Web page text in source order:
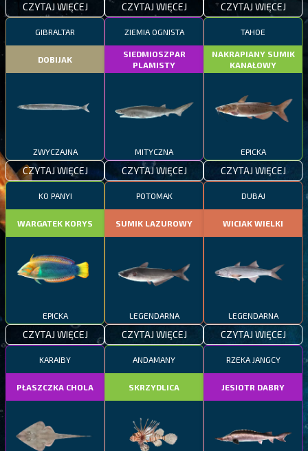
CZYTAJ WIĘCEJ CZYTAJ WIĘCEJ CZYTAJ WIĘCEJ
GIBRALTAR
DOBIJAK
ZWYCZAJNA
CZYTAJ WIĘCEJ
ZIEMIA OGNISTA
SIEDMIOSZPAR
PLAMISTY
MITYCZNA
CZYTAJ WIĘCEJ
TAHOE
NAKRAPIANY SUMIK
KANAŁOWY
EPICKA
CZYTAJ WIĘCEJ
KO PANYI
WARGATEK KORYS
EPICKA
CZYTAJ WIĘCEJ
POTOMAK
SUMIK LAZUROWY
LEGENDARNA
CZYTAJ WIĘCEJ
DUBAJ
WICIAK WIELKI
LEGENDARNA
CZYTAJ WIĘCEJ
KARAIBY
PŁASZCZKA CHOLA
ANDAMANY
SKRZYDLICA
RZEKA JANGCY
JESIOTR DABRY